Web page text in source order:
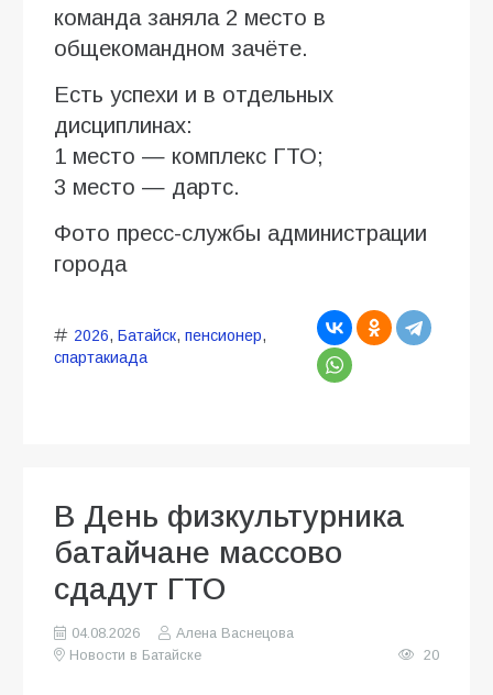
команда заняла 2 место в
общекомандном зачёте.
Есть успехи и в отдельных
дисциплинах:
1 место — комплекс ГТО;
3 место — дартс.
Фото пресс-службы администрации
города
2026, Батайск, пенсионер,
спартакиада
В День физкультурника
батайчане массово
сдадут ГТО
04.08.2026
Алена Васнецова
Новости в Батайске
20